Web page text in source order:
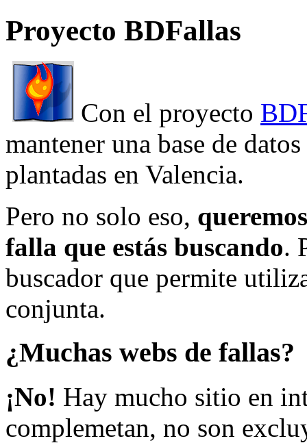
Proyecto BDFallas
Con el proyecto
mantener una base de
plantadas en Valencia.
Pero no solo eso,
falla que estás buscando.
buscador que permite
conjunta.
¿Muchas webs de fallas?
¡No! Hay mucho sitio en
complemetan, no son